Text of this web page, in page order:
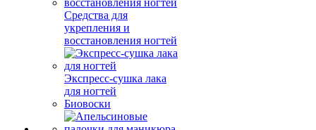
Средства для
укрепления и
восстановления ногтей
Экспресс-сушка лака
для ногтей
Биовоски